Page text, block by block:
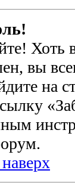
Хоть
вы
на